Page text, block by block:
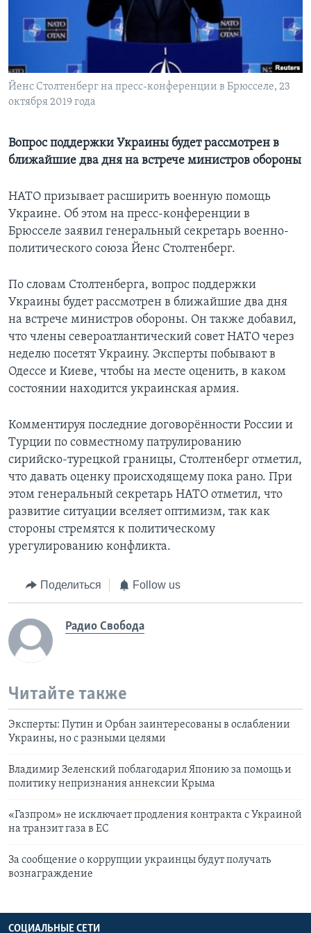
Learning English
СОЦИАЛЬНЫЕ СЕТИ
Йенс Столтенберг на пресс-конференции в Брюсселе, 23
октября 2019 года
Вопрос поддержки Украины будет рассмотрен в
ближайшие два дня на встрече министров обороны
НАТО призывает расширить военную помощь
Украине. Об этом на пресс-конференции в
Брюсселе заявил генеральный секретарь военно-
политического союза Йенс Столтенберг.
По словам Столтенберга, вопрос поддержки
Украины будет рассмотрен в ближайшие два дня
на встрече министров обороны. Он также добавил,
что члены североатлантический совет НАТО через
неделю посетят Украину. Эксперты побывают в
Одессе и Киеве, чтобы на месте оценить, в каком
состоянии находится украинская армия.
Комментируя последние договорённости России и
Турции по совместному патрулированию
сирийско-турецкой границы, Столтенберг отметил,
что давать оценку происходящему пока рано. При
этом генеральный секретарь НАТО отметил, что
развитие ситуации вселяет оптимизм, так как
стороны стремятся к политическому
урегулированию конфликта.
Поделиться Follow us
Радио Свобода
Читайте также
Эксперты: Путин и Орбан заинтересованы в ослаблении
Украины, но с разными целями
Владимир Зеленский поблагодарил Японию за помощь и
политику непризнания аннексии Крыма
«Газпром» не исключает продления контракта с Украиной
на транзит газа в ЕС
За сообщение о коррупции украинцы будут получать
вознаграждение
СОЦИАЛЬНЫЕ СЕТИ